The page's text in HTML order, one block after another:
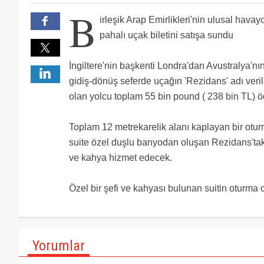
bileti sırf israf, dünyanın en büyük uçaklarını
en büyük havalimanı ile dünya transit merkezi
demir ipek yolu, Vs.. Mühendislik projeleri böyle
Thy kabin içinde devrim yapmalı bu şekilde asla
16-17 saatlik bi ucus icin degermi bu parayi
Ya heves etmis kim varsa binsin suite ben
Ev alırım o paraya be...
Körfez ülkelerinin büyük çoğunluğu İngiliz Kraliçesi
B
irleşik Arap Emirlikleri'nin ulusal
pahalı uçak biletini satışa sundu
İngiltere'nin başkenti Londra'dan
gidiş-dönüş seferde uçağın 'Rezidans' adı
olan yolcu toplam 55 bin pound ( 238 bin TL)
Toplam 12 metrekarelik alanı kaplayan bir
suite özel duşlu banyodan oluşan
ve kahya hizmet edecek.
Özel bir şefi ve kahyası bulunan suitin oturma
Yorumlar